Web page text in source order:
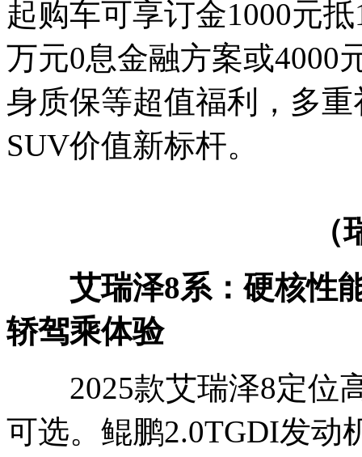
起购车可享订金1000元
万元0息金融方案或4000
身质保等超值福利，多
SUV价值新标杆。
艾瑞泽8系：硬核性
轿驾乘体验
2025款艾瑞泽8定位
可选。鲲鹏2.0TGDI发动